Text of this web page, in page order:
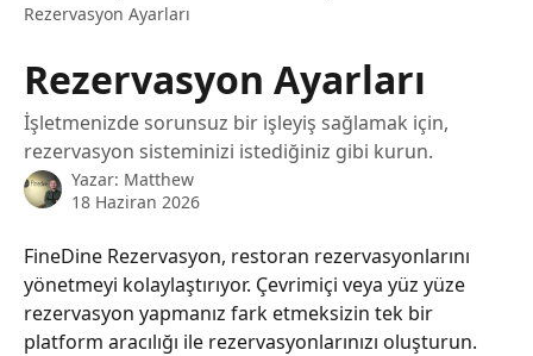
Rezervasyon Ayarları
Rezervasyon Ayarları
İşletmenizde sorunsuz bir işleyiş sağlamak için,
rezervasyon sisteminizi istediğiniz gibi kurun.
Yazar: Matthew
18 Haziran 2026
FineDine Rezervasyon, restoran rezervasyonlarını
yönetmeyi kolaylaştırıyor. Çevrimiçi veya yüz yüze
rezervasyon yapmanız fark etmeksizin tek bir
platform aracılığı ile rezervasyonlarınızı oluşturun.